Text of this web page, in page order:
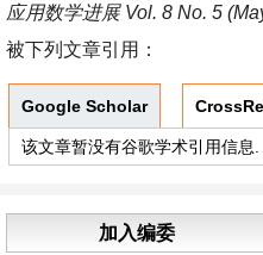
应用数学进展 Vol. 8 No. 5
被下列文章引用：
Google Scholar
该文章暂没有谷歌学术引用信息.
加入编委